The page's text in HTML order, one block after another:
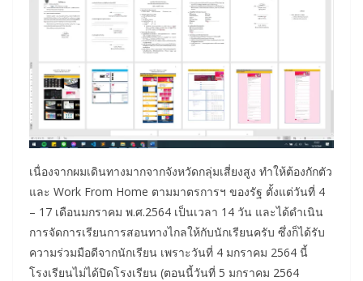
เนื่องจากผมเดินทางมากจากจังหวัดกลุ่มเสี่ยงสูง ทำให้ต้องกักตัว
และ Work From Home ตามมาตรการฯ ของรัฐ ตั้งแต่วันที่ 4
– 17 เดือนมกราคม พ.ศ.2564 เป็นเวลา 14 วัน และได้ดำเนิน
การจัดการเรียนการสอนทางไกลให้กับนักเรียนครับ ซึ่งก็ได้รับ
ความร่วมมือดีจากนักเรียน เพราะวันที่ 4 มกราคม 2564 นี้
โรงเรียนไม่ได้ปิดโรงเรียน (ตอนนี้วันที่ 5 มกราคม 2564